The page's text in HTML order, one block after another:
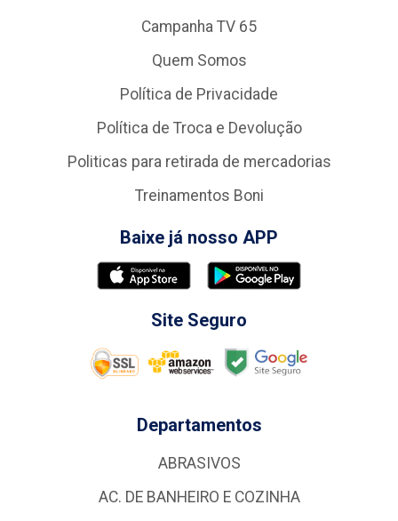
Campanha TV 65
Quem Somos
Política de Privacidade
Política de Troca e Devolução
Politicas para retirada de mercadorias
Treinamentos Boni
Baixe já nosso APP
Site Seguro
Departamentos
ABRASIVOS
AC. DE BANHEIRO E COZINHA